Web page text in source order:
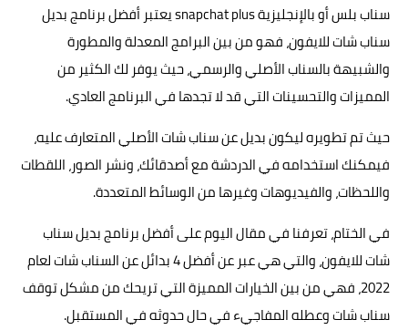
سناب بلس
أو بالإنجليزية snapchat plus يعتبر أفضل برنامج بديل
سناب شات للايفون، فهو من بين البرامج المعدلة والمطورة
والشبيهة بالسناب الأصلي والرسمي، حيث يوفر لك الكثير من
المميزات والتحسينات التي قد لا تجدها في البرنامج العادي.
حيث تم تطويره ليكون بديل عن سناب شات الأصلي المتعارف عليه،
فيمكنك استخدامه في الدردشة مع أصدقائك، ونشر الصور، اللقطات
واللحظات، والفيديوهات وغيرها من الوسائط المتعددة.
في الختام، تعرفنا في مقال اليوم على أفضل برنامج بديل سناب
شات للايفون، والتي هي عبر عن أفضل 4 بدائل عن السناب شات لعام
2022، فهي من بين الخيارات المميزة التي تريحك من مشكل توقف
سناب شات وعطله المفاجيء في حال حدوثه في المستقبل.